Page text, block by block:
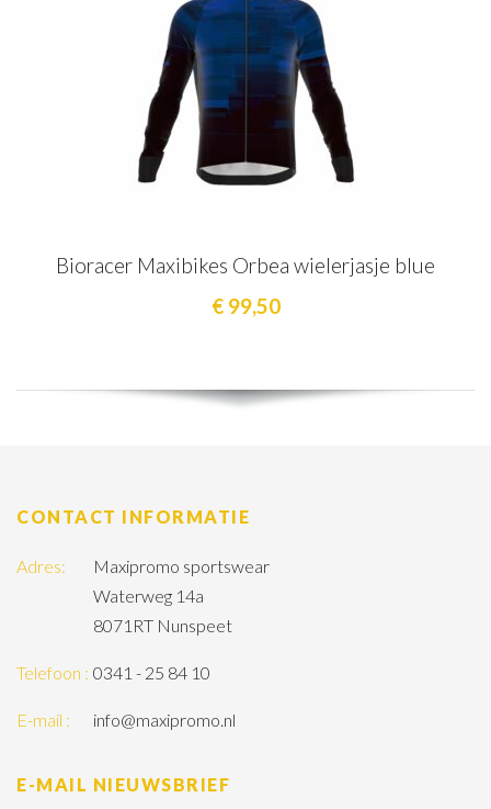
Bioracer Maxibikes Orbea wielerjasje blue
€ 99,50
CONTACT INFORMATIE
Adres:
Maxipromo sportswear
Waterweg 14a
8071RT Nunspeet
Telefoon : 0341 - 25 84 10
E-mail : info@maxipromo.nl
E-MAIL NIEUWSBRIEF